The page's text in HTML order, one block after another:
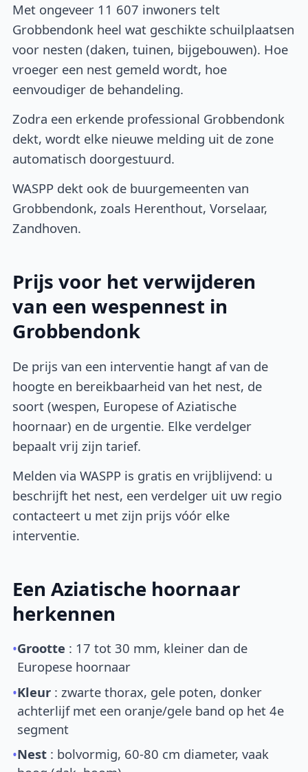
Met ongeveer 11 607 inwoners telt
Grobbendonk heel wat geschikte schuilplaatsen
voor nesten (daken, tuinen, bijgebouwen). Hoe
vroeger een nest gemeld wordt, hoe
eenvoudiger de behandeling.
Zodra een erkende professional Grobbendonk
dekt, wordt elke nieuwe melding uit de zone
automatisch doorgestuurd.
WASPP dekt ook de buurgemeenten van
Grobbendonk, zoals Herenthout, Vorselaar,
Zandhoven.
Prijs voor het verwijderen
van een wespennest in
Grobbendonk
De prijs van een interventie hangt af van de
hoogte en bereikbaarheid van het nest, de
soort (wespen, Europese of Aziatische
hoornaar) en de urgentie. Elke verdelger
bepaalt vrij zijn tarief.
Melden via WASPP is gratis en vrijblijvend: u
beschrijft het nest, een verdelger uit uw regio
contacteert u met zijn prijs vóór elke
interventie.
Een Aziatische hoornaar
herkennen
•Grootte : 17 tot 30 mm, kleiner dan de
Europese hoornaar
•Kleur : zwarte thorax, gele poten, donker
achterlijf met een oranje/gele band op het 4e
segment
•Nest : bolvormig, 60-80 cm diameter, vaak